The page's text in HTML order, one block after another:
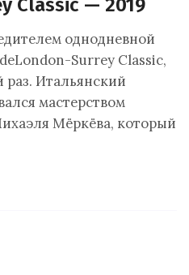
Classic — 2019
однодневной
Surrey Classic,
раз. Итальянский
мастерством
Мёркёва, который